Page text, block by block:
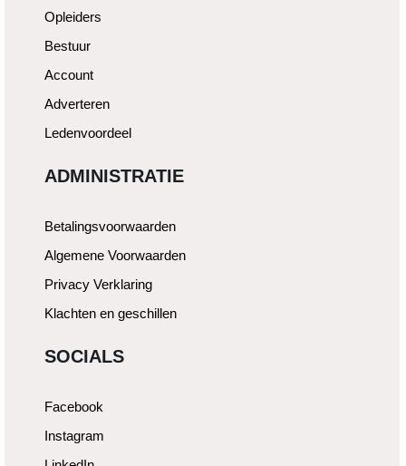
Opleiders
Bestuur
Account
Adverteren
Ledenvoordeel
ADMINISTRATIE
Betalingsvoorwaarden
Algemene Voorwaarden
Privacy Verklaring
Klachten en geschillen
SOCIALS
Facebook
Instagram